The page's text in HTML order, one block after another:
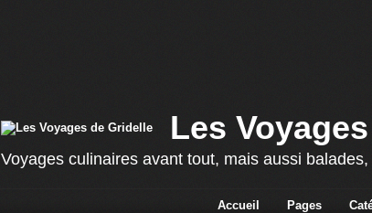
Les
Voyages culinaires avant tout, mais aussi
Accueil Pages